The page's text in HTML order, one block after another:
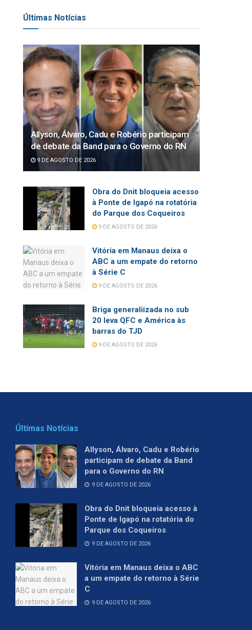
Últimas Notícias
Allyson, Álvaro, Cadu e Robério participam
de debate da Band para o Governo do RN
9 DE AGOSTO DE 2026
Obra do Dnit bloqueia acesso
à Ponte de Igapó na rotatória
do Parque dos Coqueiros
9 DE AGOSTO DE 2026
Vitória em Manaus deixa o
ABC a um empate do retorno
à Série C
9 DE AGOSTO DE 2026
Briga generaliizada no sub
20 leva QFC e América às
barras do TJD
9 DE AGOSTO DE 2026
Últimas Notícias
Allyson, Álvaro, Cadu e Robério
participam de debate da Band
para o Governo do RN
9 DE AGOSTO DE 2026
Obra do Dnit bloqueia acesso à
Ponte de Igapó na rotatória do
Parque dos Coqueiros
9 DE AGOSTO DE 2026
Vitória em Manaus deixa o ABC
a um empate do retorno à Série
C
9 DE AGOSTO DE 2026